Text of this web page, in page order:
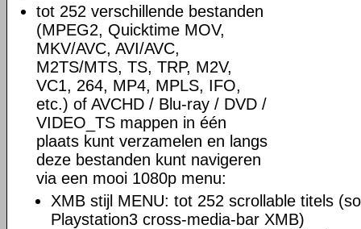
tot 252 verschillende bestanden
(MPEG2, Quicktime MOV,
MKV/AVC, AVI/AVC,
M2TS/MTS, TS, TRP, M2V,
VC1, 264, MP4, MPLS, IFO,
etc.) of AVCHD / Blu-ray / DVD /
VIDEO_TS mappen in één
plaats kunt verzamelen en langs
deze bestanden kunt navigeren
via een mooi 1080p menu:
XMB stijl MENU: tot 252 scrollable titels
Playstation3 cross-media-bar XMB)